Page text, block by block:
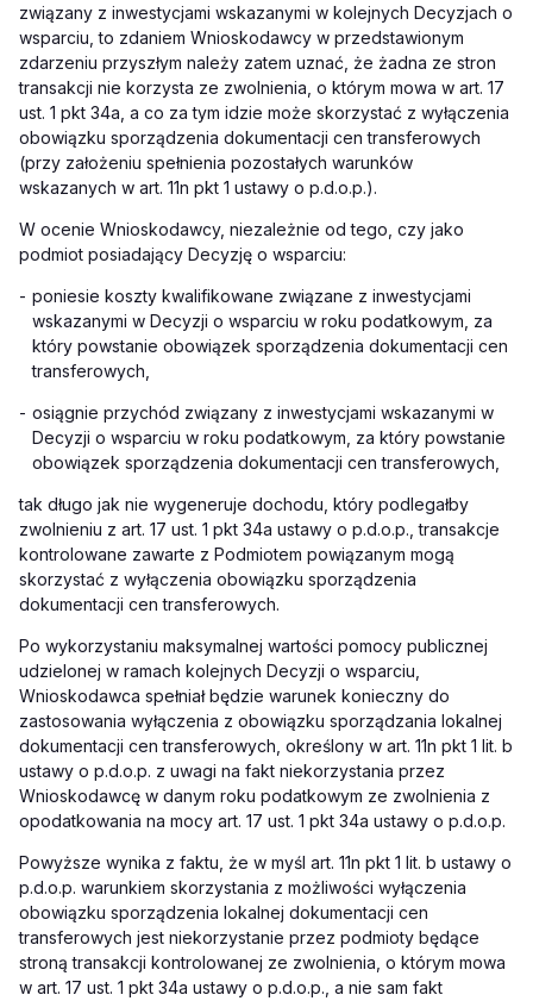
związany z inwestycjami wskazanymi w kolejnych Decyzjach o
wsparciu, to zdaniem Wnioskodawcy w przedstawionym
zdarzeniu przyszłym należy zatem uznać, że żadna ze stron
transakcji nie korzysta ze zwolnienia, o którym mowa w art. 17
ust. 1 pkt 34a, a co za tym idzie może skorzystać z wyłączenia
obowiązku sporządzenia dokumentacji cen transferowych
(przy założeniu spełnienia pozostałych warunków
wskazanych w art. 11n pkt 1 ustawy o p.d.o.p.).
W ocenie Wnioskodawcy, niezależnie od tego, czy jako
podmiot posiadający Decyzję o wsparciu:
- poniesie koszty kwalifikowane związane z inwestycjami
wskazanymi w Decyzji o wsparciu w roku podatkowym, za
który powstanie obowiązek sporządzenia dokumentacji cen
transferowych,
- osiągnie przychód związany z inwestycjami wskazanymi w
Decyzji o wsparciu w roku podatkowym, za który powstanie
obowiązek sporządzenia dokumentacji cen transferowych,
tak długo jak nie wygeneruje dochodu, który podlegałby
zwolnieniu z art. 17 ust. 1 pkt 34a ustawy o p.d.o.p., transakcje
kontrolowane zawarte z Podmiotem powiązanym mogą
skorzystać z wyłączenia obowiązku sporządzenia
dokumentacji cen transferowych.
Po wykorzystaniu maksymalnej wartości pomocy publicznej
udzielonej w ramach kolejnych Decyzji o wsparciu,
Wnioskodawca spełniał będzie warunek konieczny do
zastosowania wyłączenia z obowiązku sporządzania lokalnej
dokumentacji cen transferowych, określony w art. 11n pkt 1 lit. b
ustawy o p.d.o.p. z uwagi na fakt niekorzystania przez
Wnioskodawcę w danym roku podatkowym ze zwolnienia z
opodatkowania na mocy art. 17 ust. 1 pkt 34a ustawy o p.d.o.p.
Powyższe wynika z faktu, że w myśl art. 11n pkt 1 lit. b ustawy o
p.d.o.p. warunkiem skorzystania z możliwości wyłączenia
obowiązku sporządzenia lokalnej dokumentacji cen
transferowych jest niekorzystanie przez podmioty będące
stroną transakcji kontrolowanej ze zwolnienia, o którym mowa
w art. 17 ust. 1 pkt 34a ustawy o p.d.o.p., a nie sam fakt